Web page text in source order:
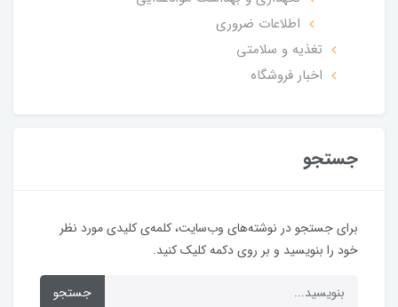
اطلاعات ضروری
تغذیه و سلامتی
اخبار فروشگاه
جستجو
برای جستجو در نوشته‌های وب‌سایت، کلمه‌ی کلیدی مورد نظر
خود را بنویسید و بر روی دکمه کلیک کنید.
جستجو